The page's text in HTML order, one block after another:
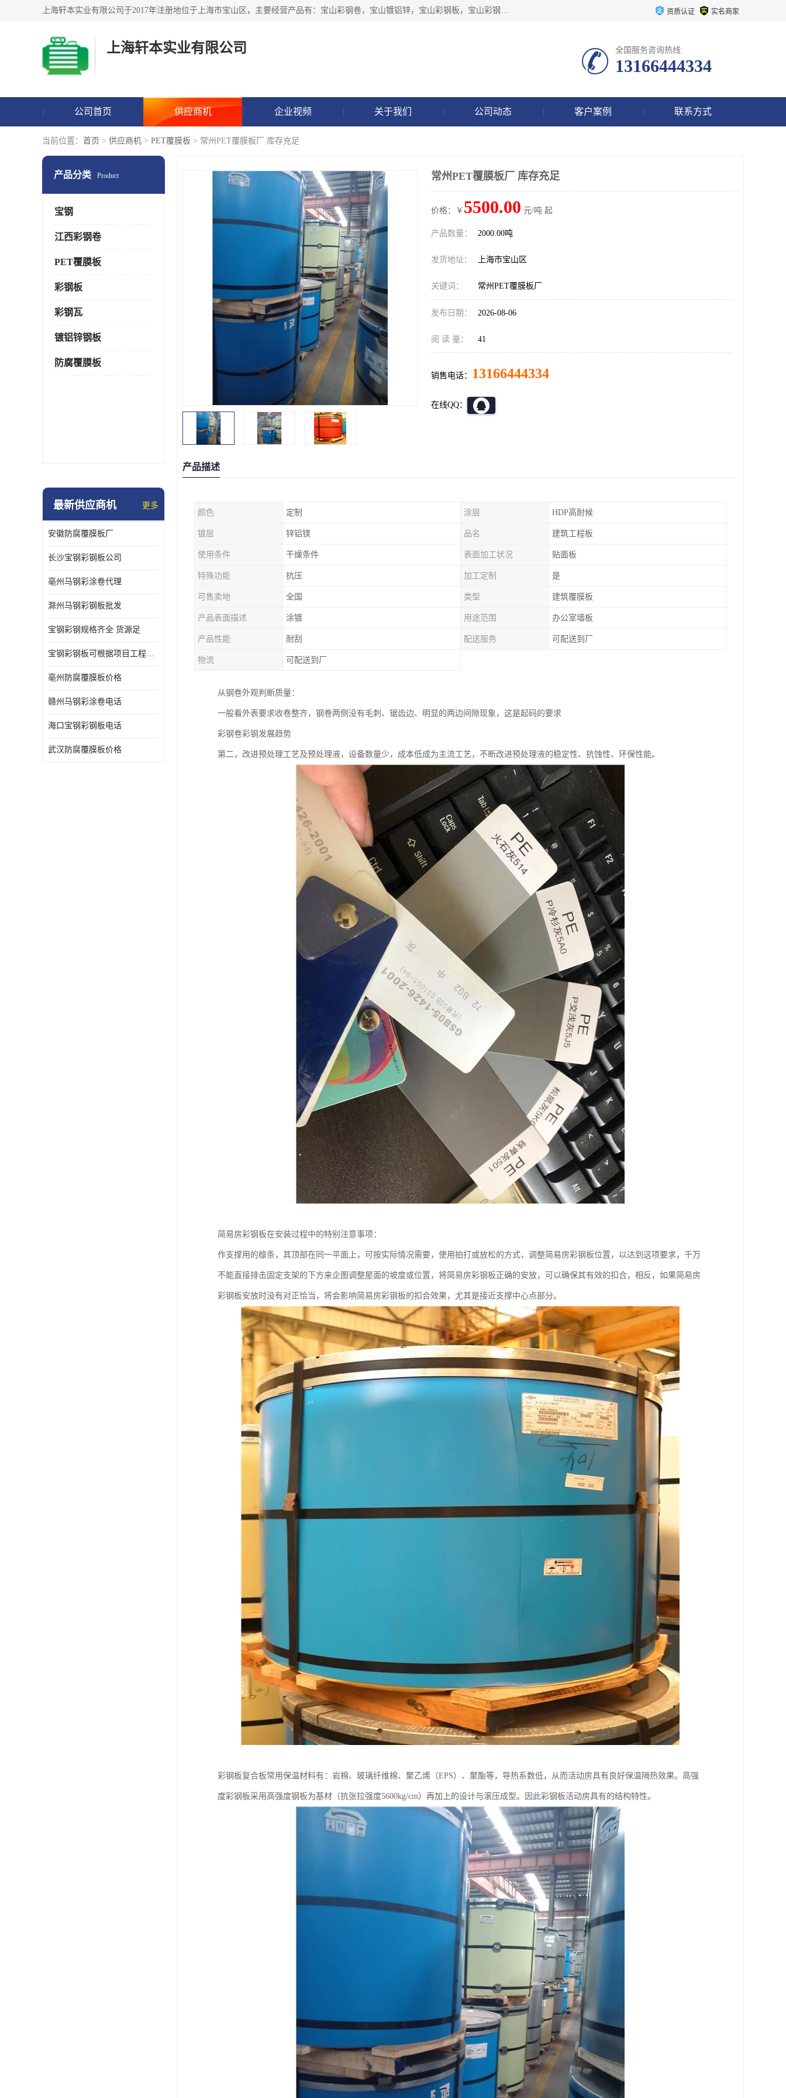
上海轩本实业有限公司于2017年注册地位于上海市宝山区，主要经营产品有：宝山彩钢卷，宝山镀铝锌，宝山彩钢板，宝山彩钢瓦等产品的生产和销售。 资质认证 实名商家
上海轩本实业有限公司 全国服务咨询热线:
13166444334
公司首页 供应商机 企业视频 关于我们 公司动态 客户案例 联系方式
当前位置： 首页 > 供应商机 > PET覆膜板 > 常州PET覆膜板厂 库存充足
产品分类 Product
宝钢
江西彩钢卷
PET覆膜板
彩钢板
彩钢瓦
镀铝锌钢板
防腐覆膜板
最新供应商机 更多
安徽防腐覆膜板厂
长沙宝钢彩钢板公司
亳州马钢彩涂卷代理
滁州马钢彩钢板批发
宝钢彩钢规格齐全 货源足
宝钢彩钢板可根据项目工程定制
亳州防腐覆膜板价格
赣州马钢彩涂卷电话
海口宝钢彩钢板电话
武汉防腐覆膜板价格
常州PET覆膜板厂 库存充足
价格：￥ 5500.00 元/吨 起
产品数量： 2000.00吨
发货地址： 上海市宝山区
关键词： 常州PET覆膜板厂
发布日期： 2026-08-06
阅 读 量： 41
销售电话： 13166444334
在线QQ：
产品描述
颜色 定制 涂层 HDP高耐候
镀层 锌铝镁 品名 建筑工程板
使用条件 干燥条件 表面加工状况 贴面板
特殊功能 抗压 加工定制 是
可售卖地 全国 类型 建筑覆膜板
产品表面描述 涂镀 用途范围 办公室墙板
产品性能 耐刮 配送服务 可配送到厂
物流 可配送到厂
从钢卷外观判断质量：
一般看外表要求收卷整齐，钢卷两侧没有毛刺、锯齿边、明显的两边间隙现象，这是起码的要求
彩钢卷彩钢发展趋势
第二，改进预处理工艺及预处理液，设备数量少，成本低成为主流工艺，不断改进预处理液的稳定性、抗蚀性、环保性能。
简易房彩钢板在安装过程中的特别注意事项：
作支撑用的檩条，其顶部在同一平面上，可按实际情况需要，使用拍打或放松的方式，调整简易房彩钢板位置，以达到这项要求，千万
不能直接排击固定支架的下方来企图调整屋面的坡度或位置，将简易房彩钢板正确的安放，可以确保其有效的扣合，相反，如果简易房
彩钢板安放时没有对正恰当，将会影响简易房彩钢板的扣合效果，尤其是接近支撑中心点部分。
彩钢板复合板常用保温材料有：岩棉、玻璃纤维棉、聚乙烯（EPS）、聚酯等，导热系数低，从而活动房具有良好保温隔热效果。高强
度彩钢板采用高强度钢板为基材（抗张拉强度5600kg/cm）再加上的设计与滚压成型。因此彩钢板活动房具有的结构特性。